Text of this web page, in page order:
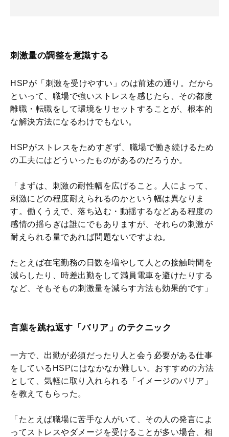
刺激量の調整を意識する
HSPが「刺激を受けやすい」のは前述の通り。だから
といって、職場で強いストレスを感じたら、その都度
離職・転職をして環境をリセットすることが、根本的
な解決方法になるわけでもない。
HSPがストレスをためすぎず、職場で働き続けるため
の工夫にはどういったものがあるのだろうか。
「まずは、刺激の耐性幅を広げること。人によって、
刺激にどの程度耐えられるのかという幅は異なりま
す。働くうえで、落ち込む・動揺するなどある程度の
感情の揺らぎは誰にでもありますが、それらの刺激が
耐えられる量であれば問題ないですよね。
たとえば在宅勤務の日数を増やして人との接触時間を
減らしたり、時差出勤をして満員電車を避けたりする
など、そもそもの刺激量を減らす方法も効果的です」
言葉を跳ね返す「バリア」のテクニック
一方で、出勤が必須だったり人と会う必要がある仕事
をしているHSPにはなかなか難しい。おすすめの方法
として、気軽に取り入れられる「イメージのバリア」
を教えてもらった。
「たとえば職場に苦手な人がいて、その人の発言によ
ってストレスやダメージを受けることが多い場合、相